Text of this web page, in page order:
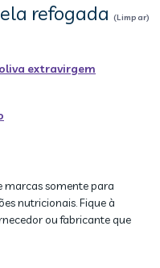
refogada (Limpar)
extravirgem
marcas somente para
nutricionais. Fique à
ou fabricante que